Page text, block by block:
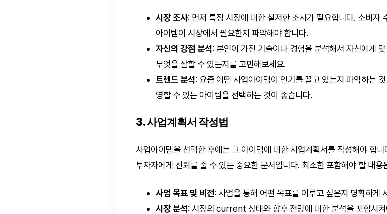
시장 조사: 먼저 특정 시장에 대한 철저한 조사가 필요합니다. 소비자
아이템이 시장에서 필요한지 파악해야 합니다.
자신의 강점 분석: 본인이 가진 기술이나 경험을 분석해서 자신에게
무엇을 잘할 수 있는지를 고민해보세요.
트렌드 분석: 요즘 어떤 사업아이템이 인기를 끌고 있는지 파악하는
영할 수 있는 아이템을 선택하는 것이 좋습니다.
3. 사업계획서 작성법
사업아이템을 선택한 후에는 그 아이템에 대한 사업계획서를 작성해야 합
투자자에게 신뢰를 줄 수 있는 중요한 문서입니다. 최소한 포함해야 할 내용
사업 목표 및 비전: 사업을 통해 어떤 목표를 이루고 싶은지 명확하게
시장 분석: 시장의 current 상태와 향후 전망에 대한 분석을 포함시